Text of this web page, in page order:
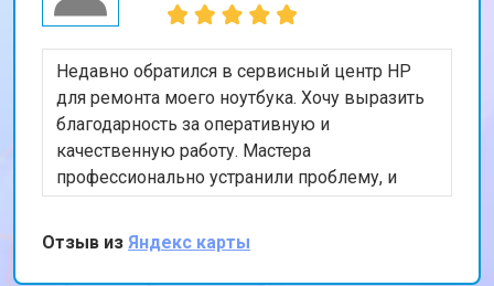
Недавно обратился в сервисный центр HP
для ремонта моего ноутбука. Хочу выразить
благодарность за оперативную и
качественную работу. Мастера
профессионально устранили проблему, и
теперь мой ноутбук работает безупречно.
Особенно порадовало, что ремонт был
выполнен в тот же день. Спасибо за вашу
Отзыв из Яндекс карты